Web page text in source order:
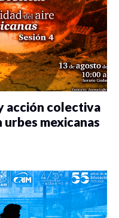
acción colectiva
mexicanas